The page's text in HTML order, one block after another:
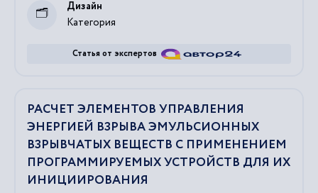
Категория
Дизайн
Статья от экспертов
РАСЧЕТ ЭЛЕМЕНТОВ УПРАВЛЕНИЯ
ЭНЕРГИЕЙ ВЗРЫВА ЭМУЛЬСИОННЫХ
ВЗРЫВЧАТЫХ ВЕЩЕСТВ С ПРИМЕНЕНИЕМ
ПРОГРАММИРУЕМЫХ УСТРОЙСТВ ДЛЯ ИХ
ИНИЦИИРОВАНИЯ